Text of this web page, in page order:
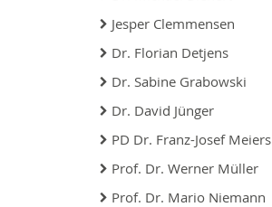
Jesper Clemmensen
Dr. Florian Detjens
Dr. Sabine Grabowski
Dr. David Jünger
PD Dr. Franz-Josef Meiers
Prof. Dr. Werner Müller
Prof. Dr. Mario Niemann